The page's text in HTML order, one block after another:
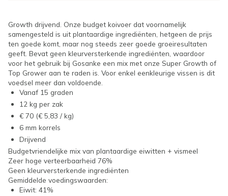
Growth drijvend. Onze budget koivoer dat voornamelijk
samengesteld is uit plantaardige ingrediënten, hetgeen de prijs
ten goede komt, maar nog steeds zeer goede groeiresultaten
geeft. Bevat geen kleurversterkende ingrediënten, waardoor
voor het gebruik bij Gosanke een mix met onze Super Growth of
Top Grower aan te raden is. Voor enkel eenkleurige vissen is dit
voedsel meer dan voldoende.
Vanaf 15 graden
12 kg per zak
€ 70 (€ 5,83 / kg)
6 mm korrels
Drijvend
Budgetvriendelijke mix van plantaardige eiwitten + vismeel
Zeer hoge verteerbaarheid 76%
Geen kleurversterkende ingrediënten
Gemiddelde voedingswaarden:
Eiwit: 41%